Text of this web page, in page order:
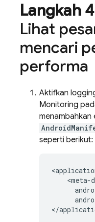
Langkah 4
Lihat
mencari
performa
Aktifkan
Monitoring
menambahkan
seperti berikut:
<meta-
</